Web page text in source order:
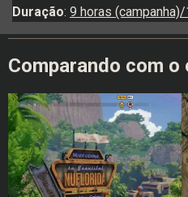
Duração: 9 horas
Comparando com o